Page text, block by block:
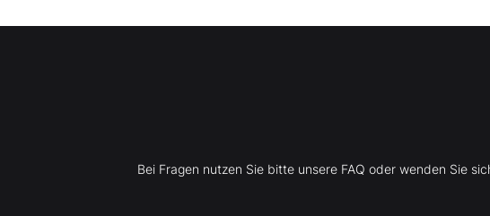
Bei Fragen nutzen Sie bitte unsere FAQ oder wenden Sie